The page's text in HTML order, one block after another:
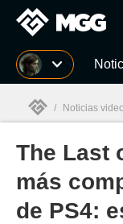
MGG
MGG
/ Noticias
The Last
más
de PS4: